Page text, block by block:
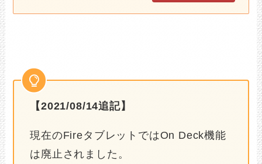
【2021/08/14追記】
現在のFireタブレットではOn Deck機能
は廃止されました。